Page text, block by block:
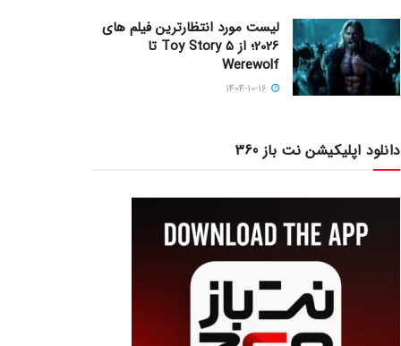
لیست مورد انتظارترین فیلم های
2026؛ از Toy Story 5 تا
Werewolf
دانلود اپلیکیشن نت باز 360